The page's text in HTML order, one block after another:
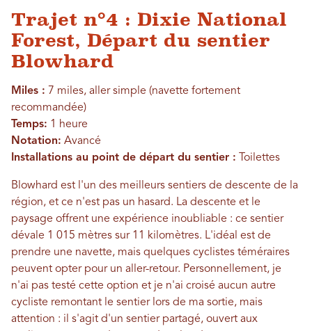
Trajet n°4 : Dixie National
Forest, Départ du sentier
Blowhard
Miles : 7 miles, aller simple (navette fortement
recommandée)
Temps: 1 heure
Notation: Avancé
Installations au point de départ du sentier : Toilettes
Blowhard est l'un des meilleurs sentiers de descente de la
région, et ce n'est pas un hasard. La descente et le
paysage offrent une expérience inoubliable : ce sentier
dévale 1 015 mètres sur 11 kilomètres. L'idéal est de
prendre une navette, mais quelques cyclistes téméraires
peuvent opter pour un aller-retour. Personnellement, je
n'ai pas testé cette option et je n'ai croisé aucun autre
cycliste remontant le sentier lors de ma sortie, mais
attention : il s'agit d'un sentier partagé, ouvert aux